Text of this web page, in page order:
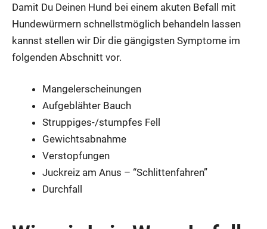
Damit Du Dei­nen Hund bei einem aku­ten Befall mit
Hun­de­wür­mern schnellst­mög­lich behan­deln las­sen
kannst stel­len wir Dir die gän­gigs­ten Sym­pto­me im
fol­gen­den Abschnitt vor.
Man­gel­er­schei­nun­gen
Auf­ge­bläh­ter Bauch
Strup­pi­ges-/stump­fes Fell
Gewichts­ab­nah­me
Ver­stop­fun­gen
Juck­reiz am Anus – “Schlit­ten­fah­ren”
Durch­fall